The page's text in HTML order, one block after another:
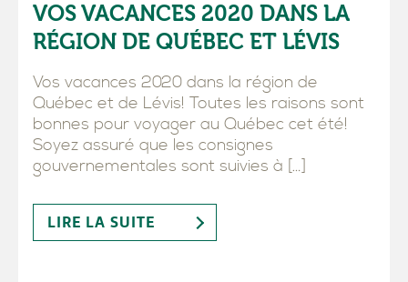
VOS VACANCES 2020 DANS LA
RÉGION DE QUÉBEC ET LÉVIS
Vos vacances 2020 dans la région de
Québec et de Lévis! Toutes les raisons sont
bonnes pour voyager au Québec cet été!
Soyez assuré que les consignes
gouvernementales sont suivies à […]
LIRE LA SUITE